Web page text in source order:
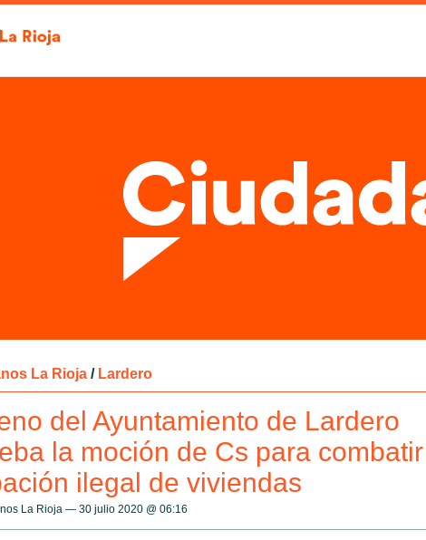
La Rioja / Lardero
del Ayuntamiento de Lardero
la moción de Cs para
ilegal de viviendas
La Rioja — 30 julio 2020 @ 06:16